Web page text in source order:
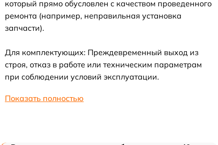
который прямо обусловлен с качеством проведенного
ремонта (например, неправильная установка
запчасти).
Для комплектующих: Преждевременный выход из
строя, отказ в работе или техническим параметрам
при соблюдении условий эксплуатации.
Показать полностью